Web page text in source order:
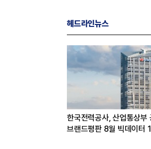
헤드라인뉴스
한국전력공사, 산업통상부
브랜드평판 8월 빅데이터 1